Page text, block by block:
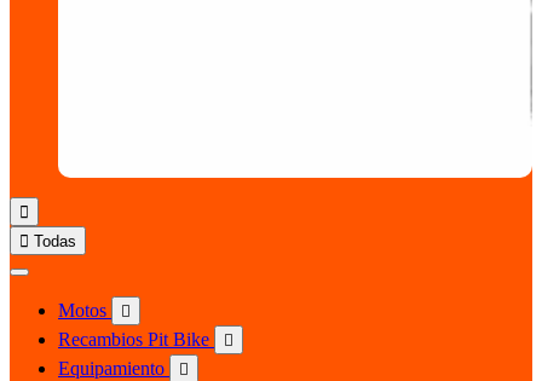

 Todas
Motos 
Recambios Pit Bike 
Equipamiento 